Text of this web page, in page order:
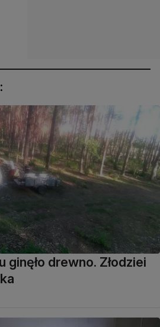
drewno. Złodziei